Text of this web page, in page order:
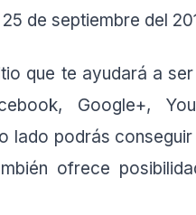
de septiembre del
que te ayudará a
Google+,
lado podrás
ofrece